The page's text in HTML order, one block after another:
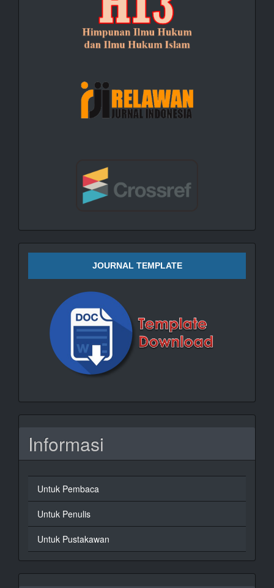
JOURNAL TEMPLATE
Informasi
Untuk Pembaca
Untuk Penulis
Untuk Pustakawan